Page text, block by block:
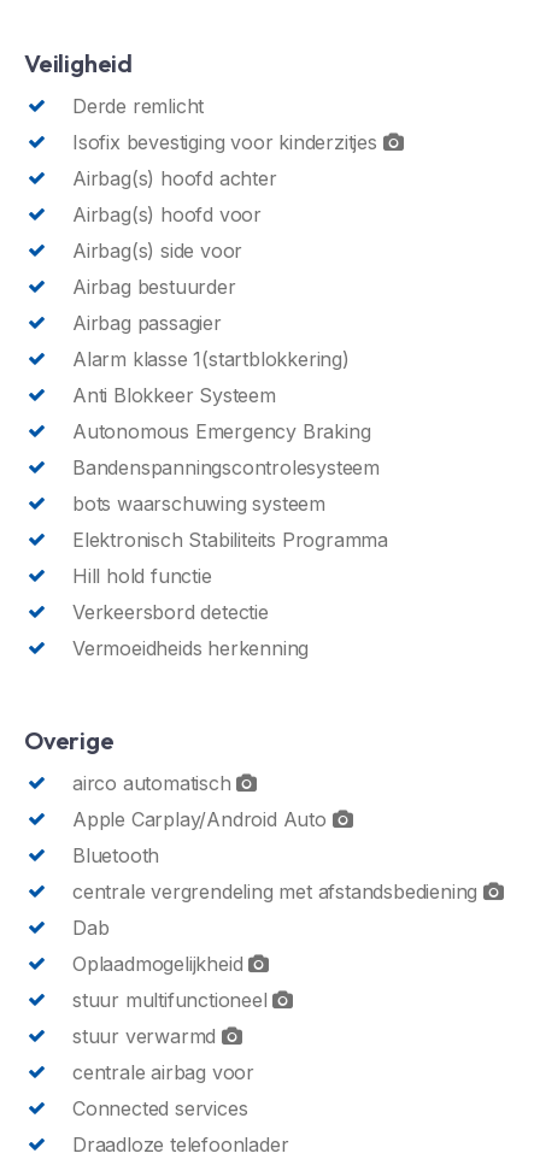
Veiligheid
Derde remlicht
Isofix bevestiging voor kinderzitjes
Airbag(s) hoofd achter
Airbag(s) hoofd voor
Airbag(s) side voor
Airbag bestuurder
Airbag passagier
Alarm klasse 1(startblokkering)
Anti Blokkeer Systeem
Autonomous Emergency Braking
Bandenspanningscontrolesysteem
bots waarschuwing systeem
Elektronisch Stabiliteits Programma
Hill hold functie
Verkeersbord detectie
Vermoeidheids herkenning
Overige
airco automatisch
Apple Carplay/Android Auto
Bluetooth
centrale vergrendeling met afstandsbediening
Dab
Oplaadmogelijkheid
stuur multifunctioneel
stuur verwarmd
centrale airbag voor
Connected services
Draadloze telefoonlader